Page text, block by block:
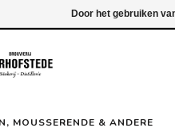
MOUSSERENDE & ANDERE
Door het gebruiken